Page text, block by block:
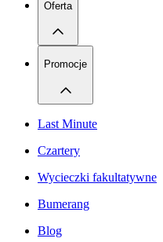
Oferta
Promocje
Last Minute
Czartery
Wycieczki fakultatywne
Bumerang
Blog